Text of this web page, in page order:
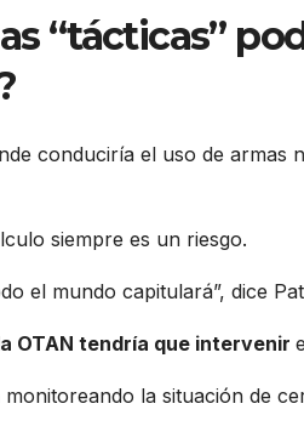
“tácticas”
conduciría el uso de armas
siempre es un riesgo.
el mundo capitulará”, dice
OTAN tendría que intervenir
la situación de